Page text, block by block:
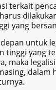
terkait
yang
untuk
tinggi yang
maka
dalam